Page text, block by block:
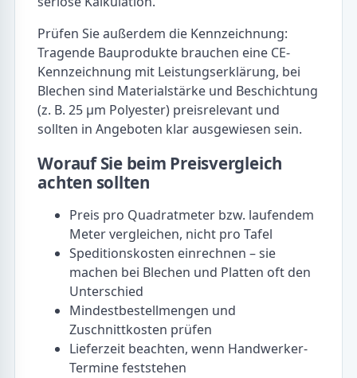
Prüfen Sie außerdem die Kennzeichnung:
Tragende Bauprodukte brauchen eine CE-
Kennzeichnung mit Leistungserklärung, bei
Blechen sind Materialstärke und Beschichtung
(z. B. 25 µm Polyester) preisrelevant und
sollten in Angeboten klar ausgewiesen sein.
Worauf Sie beim Preisvergleich
achten sollten
Preis pro Quadratmeter bzw. laufendem
Meter vergleichen, nicht pro Tafel
Speditionskosten einrechnen – sie
machen bei Blechen und Platten oft den
Unterschied
Mindestbestellmengen und
Zuschnittkosten prüfen
Lieferzeit beachten, wenn Handwerker-
Termine feststehen